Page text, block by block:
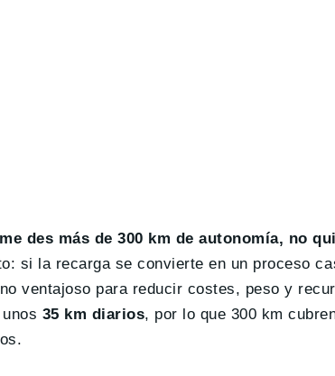
des más de 300 km de autonomía, no
si la recarga se convierte en un proceso
ventajoso para reducir costes, peso y
35 km diarios, por lo que 300 km